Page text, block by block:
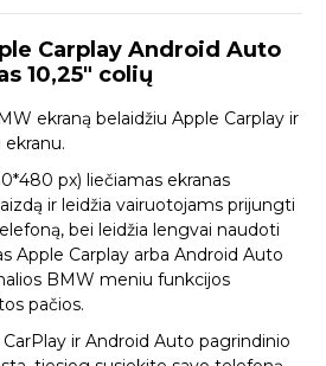
Carplay Android Auto
10,25″ colių
ekraną belaidžiu Apple Carplay ir
px) liečiamas ekranas
ir leidžia vairuotojams prijungti
bei leidžia lengvai naudoti
Apple Carplay arba Android Auto
BMW meniu funkcijos
pačios.
ir Android Auto pagrindinio